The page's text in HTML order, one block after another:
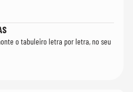
o tabuleiro letra por letra, no seu